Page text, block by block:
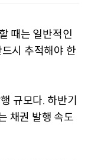
때는 일반적인
시 추적해야 한
규모다. 하반기
채권 발행 속도